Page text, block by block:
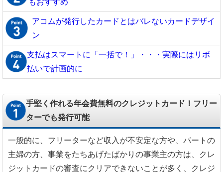
もおすすめ
アコムが発行したカードとはバレないカードデザイ
ン
支払はスマートに「一括で！」・・・実際にはリボ
払いで計画的に
手堅く作れる年会費無料のクレジットカード！フリー
ターでも発行可能
一般的に、フリーターなど収入が不安定な方や、パートの
主婦の方、事業をたちあげたばかりの事業主の方は、クレ
ジットカードの審査にクリアできないことが多く、クレジ